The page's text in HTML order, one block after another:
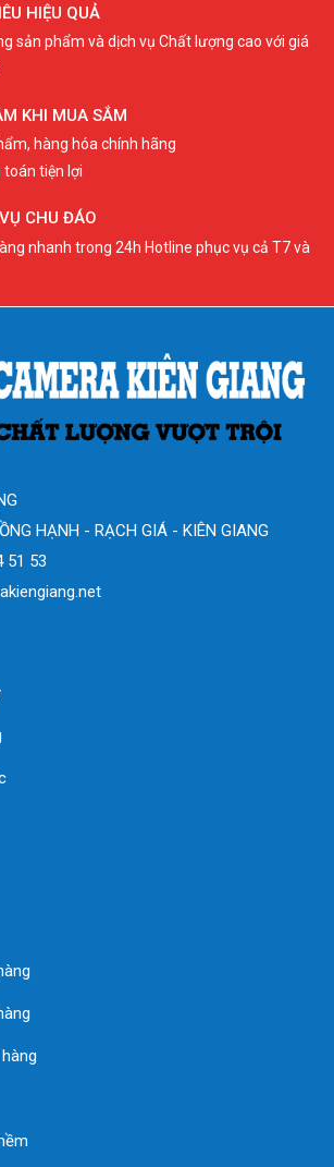
HIỆU QUẢ
sản phẩm và dịch vụ Chất lượng cao với giá
KHI MUA SẮM
hàng hóa chính hãng
toán tiện lợi
CHU ĐÁO
nhanh trong 24h Hotline phục vụ cả T7 và
HẠNH - RẠCH GIÁ - KIÊN GIANG
51 53